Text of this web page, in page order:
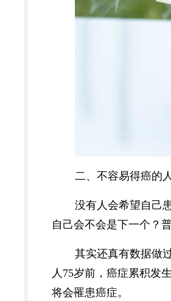
二、不容易得癌的
没有人会希望自己
自己会不会是下一个？
其实还真有数据做
人75岁前，癌症累积发
将会罹患癌症。